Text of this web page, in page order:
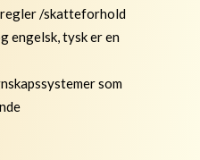
regler /skatteforhold
engelsk, tysk er en
som